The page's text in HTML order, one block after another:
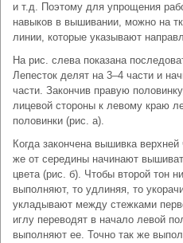
и т.д. Поэтому для упрощения
навыков в вышивании, можно на
линии, которые указывают
На рис. слева показана
Лепесток делят на 3–4 части и
части. Закончив правую
лицевой стороны к левому краю
половинки (рис. а).
Когда закончена вышивка
же от середины начинают
цвета (рис. б). Чтобы второй тон
выполняют, то удлиняя, то
укладывают между стежками
иглу переводят в начало левой
выполняют ее. Точно так же